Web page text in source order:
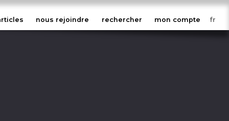
nous rejoindre rechercher mon compte